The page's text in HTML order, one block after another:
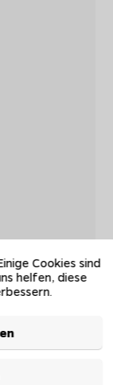
Cookies sind
helfen, diese